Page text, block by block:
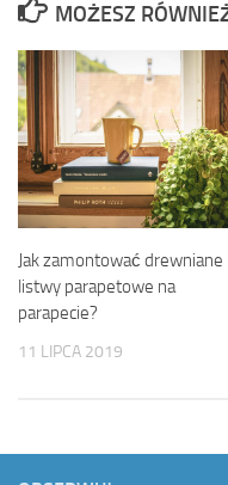
MOŻESZ
Jak zamontować drewniane
listwy parapetowe na
parapecie?
11 LIPCA 2019